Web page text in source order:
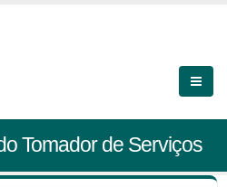
Tomador de Serviços